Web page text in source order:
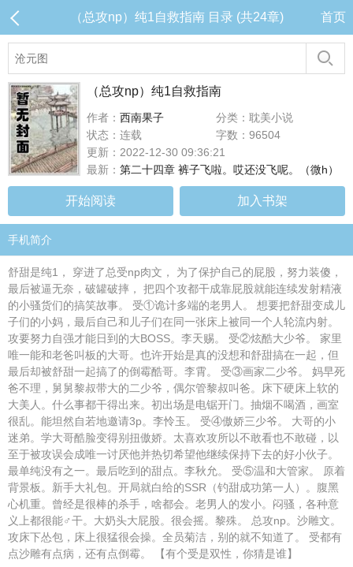
（总攻np）纯1自救指南 目录 (共24章) 首页
（总攻np）纯1自救指南
作者： 西南果子
分类：耽美小说
状态：连载
字数：96504
更新：2022-12-30 09:36:21
最新： 第二十四章 裤子飞啦。哎还没飞呢。（微h）
开始阅读 加入书架
手机简介
舒甜是纯1， 穿进了总受np肉文， 为了保护自己的屁股，努力装傻，
最后被逼无奈，破罐破摔， 把四个攻都干成靠屁股就能连续发射精液
的小骚货们的搞笑故事。 受①诡计多端的老男人。 想要把舒甜变成儿
子们的小妈，最后自己和儿子们在同一张床上被同一个人轮流内射。
攻要努力自强才能日到的大BOSS。李天赐。 受②炫酷大少爷。 家里
唯一能和老爸叫板的大哥。也许开始是真的没想和舒甜搞在一起，但
最后却被舒甜一起搞了的倒霉酷哥。李霄。 受③画家二少爷。 妈早死
爸不理，舅舅黎叔带大的二少爷，偶尔管黎叔叫爸。床下硬床上软的
大美人。什么事都干得出来。初出场是电锯开门。抽烟不喝酒，画室
很乱。能坦然自若地邀请3p。李怜玉。 受④傲娇三少爷。 大哥的小
迷弟。学大哥酷脸变得别扭傲娇。太喜欢攻所以不敢看也不敢碰，以
至于被攻误会成唯一讨厌他并热切希望他继续保持下去的好小伙子。
最单纯没有之一。最后吃到的甜点。李秋允。 受⑤温和大管家。 原着
背景板。新手大礼包。开局就白给的SSR（钓甜成功第一人）。腹黑
心机重。曾经是很棒的杀手，啥都会。老男人的发小。闷骚，各种意
义上都很能♂干。大奶头大屁股。很会摇。黎殊。 总攻np。沙雕文。
攻床下怂包，床上很猛很会操。全员菊洁，别的就不知道了。 受都有
点沙雕有点病，还有点倒霉。 【有个受是双性，你猜是谁】